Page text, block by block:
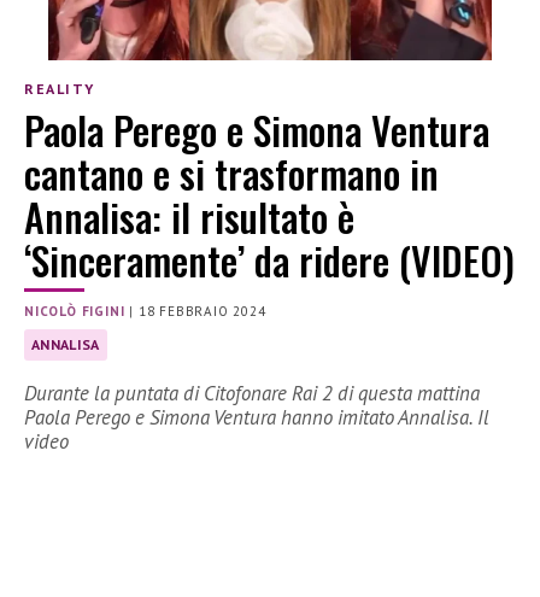
REALITY
Paola Perego e Simona Ventura
cantano e si trasformano in
Annalisa: il risultato è
‘Sinceramente’ da ridere (VIDEO)
NICOLÒ FIGINI | 18 FEBBRAIO 2024
ANNALISA
Durante la puntata di Citofonare Rai 2 di questa mattina
Paola Perego e Simona Ventura hanno imitato Annalisa. Il
video